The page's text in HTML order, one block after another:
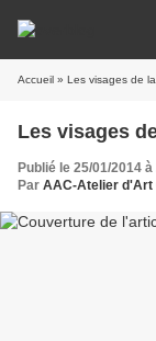
Accueil » Les visages de
Les visages
Publié le 25/01/2014
Par AAC-Atelier d'Art